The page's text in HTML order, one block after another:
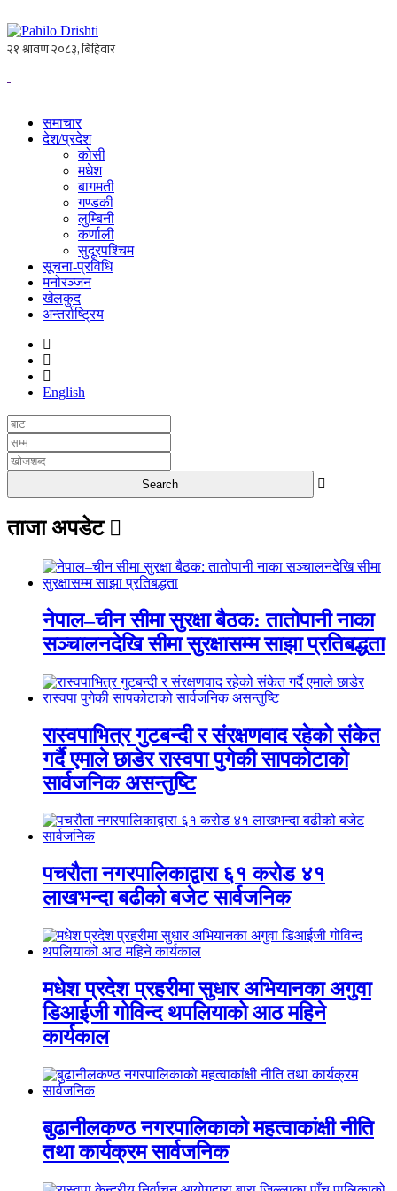
समाचार
देश/प्रदेश
कोसी
मधेश
बागमती
गण्डकी
लुम्बिनी
कर्णाली
सुदूरपश्चिम
सूचना-प्रविधि
मनोरञ्जन
खेलकुद
अन्तर्राष्ट्रिय
English
ताजा अपडेट
नेपाल–चीन सीमा सुरक्षा बैठक: तातोपानी नाका
सञ्चालनदेखि सीमा सुरक्षासम्म साझा प्रतिबद्धता
रास्वपाभित्र गुटबन्दी र संरक्षणवाद रहेको संकेत
गर्दै एमाले छाडेर रास्वपा पुगेकी सापकोटाको
सार्वजनिक असन्तुष्टि
पचरौता नगरपालिकाद्वारा ६१ करोड ४१
लाखभन्दा बढीको बजेट सार्वजनिक
मधेश प्रदेश प्रहरीमा सुधार अभियानका अगुवा
डिआईजी गोविन्द थपलियाको आठ महिने
कार्यकाल
बुढानीलकण्ठ नगरपालिकाको महत्वाकांक्षी नीति
तथा कार्यक्रम सार्वजनिक